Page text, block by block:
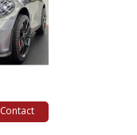
Contact